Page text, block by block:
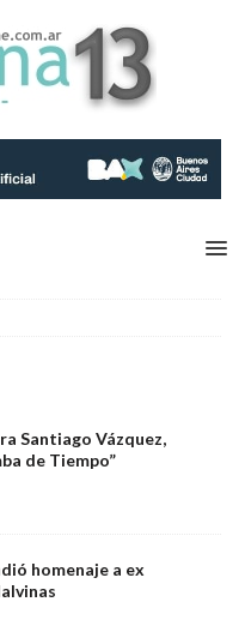
Santiago Vázquez,
de Tiempo”
homenaje a ex